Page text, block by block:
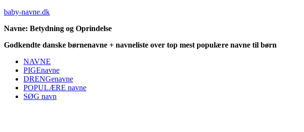
baby-navne.dk
Navne: Betydning og Oprindelse
Godkendte danske børnenavne + navneliste over top mest populære navne til børn
NAVNE
PIGEnavne
DRENGenavne
POPULÆRE navne
SØG navn